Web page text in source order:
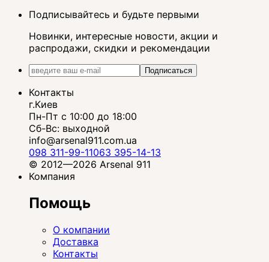
Подписывайтесь и будьте первыми
Новинки, интересные новости, акции и
распродажи, скидки и рекомендации
Подписаться
Контакты
г.Киев
Пн-Пт с 10:00 до 18:00
Сб-Вс: выходной
info@arsenal911.com.ua
098 311-99-11063 395-14-13
© 2012—2026 Arsenal 911
Компания
Помощь
О компании
Доставка
Контакты